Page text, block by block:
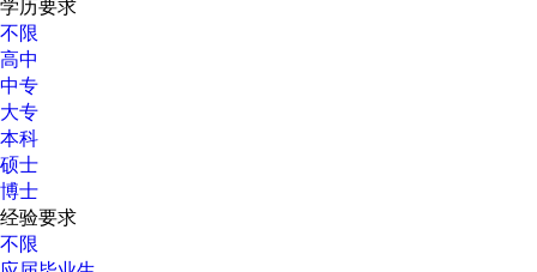
学历要求
不限
高中
中专
大专
本科
硕士
博士
经验要求
不限